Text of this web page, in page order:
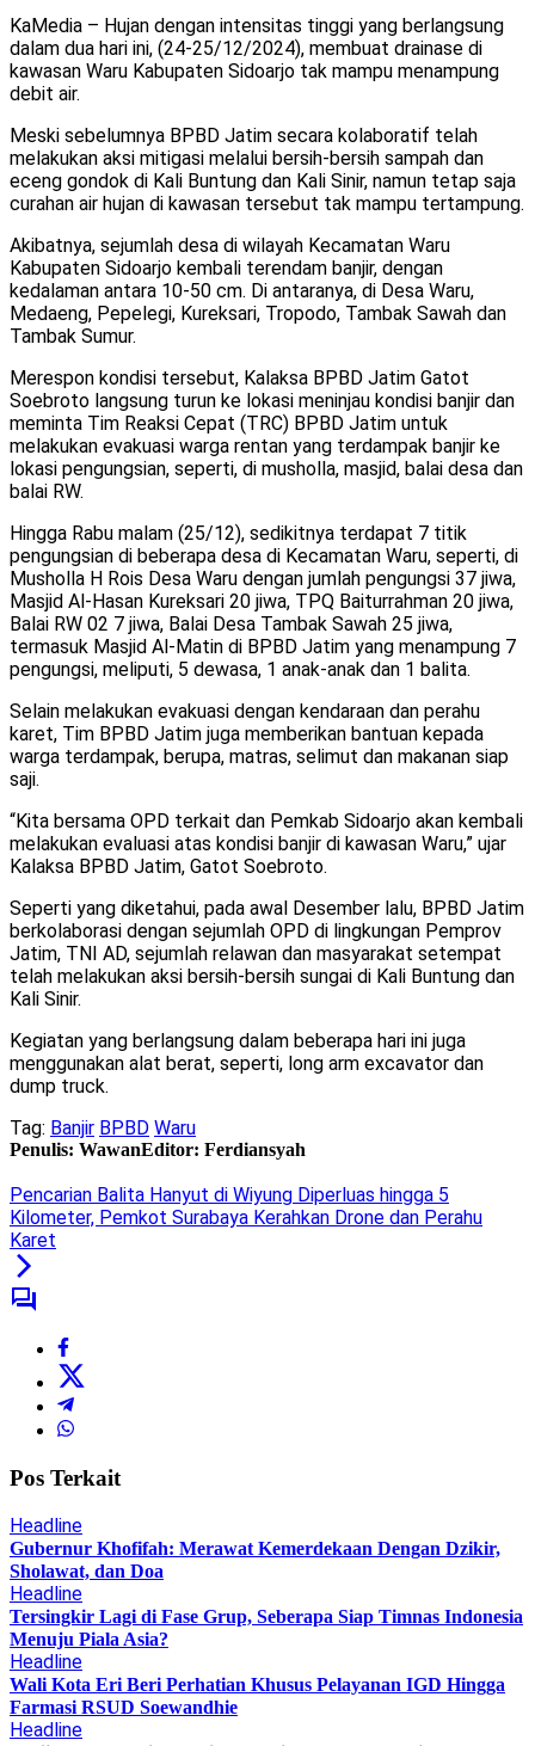
KaMedia – Hujan dengan intensitas tinggi yang berlangsung
dalam dua hari ini, (24-25/12/2024), membuat drainase di
kawasan Waru Kabupaten Sidoarjo tak mampu menampung
debit air.
Meski sebelumnya BPBD Jatim secara kolaboratif telah
melakukan aksi mitigasi melalui bersih-bersih sampah dan
eceng gondok di Kali Buntung dan Kali Sinir, namun tetap saja
curahan air hujan di kawasan tersebut tak mampu tertampung.
Akibatnya, sejumlah desa di wilayah Kecamatan Waru
Kabupaten Sidoarjo kembali terendam banjir, dengan
kedalaman antara 10-50 cm. Di antaranya, di Desa Waru,
Medaeng, Pepelegi, Kureksari, Tropodo, Tambak Sawah dan
Tambak Sumur.
Merespon kondisi tersebut, Kalaksa BPBD Jatim Gatot
Soebroto langsung turun ke lokasi meninjau kondisi banjir dan
meminta Tim Reaksi Cepat (TRC) BPBD Jatim untuk
melakukan evakuasi warga rentan yang terdampak banjir ke
lokasi pengungsian, seperti, di musholla, masjid, balai desa dan
balai RW.
Hingga Rabu malam (25/12), sedikitnya terdapat 7 titik
pengungsian di beberapa desa di Kecamatan Waru, seperti, di
Musholla H Rois Desa Waru dengan jumlah pengungsi 37 jiwa,
Masjid Al-Hasan Kureksari 20 jiwa, TPQ Baiturrahman 20 jiwa,
Balai RW 02 7 jiwa, Balai Desa Tambak Sawah 25 jiwa,
termasuk Masjid Al-Matin di BPBD Jatim yang menampung 7
pengungsi, meliputi, 5 dewasa, 1 anak-anak dan 1 balita.
Selain melakukan evakuasi dengan kendaraan dan perahu
karet, Tim BPBD Jatim juga memberikan bantuan kepada
warga terdampak, berupa, matras, selimut dan makanan siap
saji.
“Kita bersama OPD terkait dan Pemkab Sidoarjo akan kembali
melakukan evaluasi atas kondisi banjir di kawasan Waru,” ujar
Kalaksa BPBD Jatim, Gatot Soebroto.
Seperti yang diketahui, pada awal Desember lalu, BPBD Jatim
berkolaborasi dengan sejumlah OPD di lingkungan Pemprov
Jatim, TNI AD, sejumlah relawan dan masyarakat setempat
telah melakukan aksi bersih-bersih sungai di Kali Buntung dan
Kali Sinir.
Kegiatan yang berlangsung dalam beberapa hari ini juga
menggunakan alat berat, seperti, long arm excavator dan
dump truck.
Tag: Banjir BPBD Waru
Penulis: WawanEditor: Ferdiansyah
Pencarian Balita Hanyut di Wiyung Diperluas hingga 5
Kilometer, Pemkot Surabaya Kerahkan Drone dan Perahu
Karet
Pos Terkait
Headline
Gubernur Khofifah: Merawat Kemerdekaan Dengan Dzikir,
Sholawat, dan Doa
Headline
Tersingkir Lagi di Fase Grup, Seberapa Siap Timnas Indonesia
Menuju Piala Asia?
Headline
Wali Kota Eri Beri Perhatian Khusus Pelayanan IGD Hingga
Farmasi RSUD Soewandhie
Headline